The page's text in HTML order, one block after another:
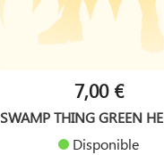
7,00 €
SWAMP THING GREEN
Disponible